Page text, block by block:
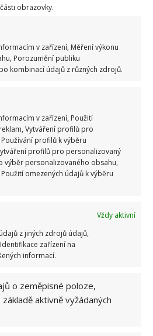
obrazovky.
v zařízení, Měření výkonu
Porozumění publiku
kombinací údajů z různých zdrojů.
v zařízení, Použití
Vytváření profilů pro
profilů k výběru
profilů pro personalizovaný
výběr personalizovaného obsahu,
omezených údajů k výběru
Vždy aktivní
z jiných zdrojů údajů,
zařízení na
informací.
o zeměpisné poloze,
aktivně vyžádaných
nadměrná hustota
se tento problém
vysazenou místo živého
a potřebné živiny.
u sebe dochází k
a to samotné rostliny
náchylnější na výskyt
a důkladně prostříhávat.